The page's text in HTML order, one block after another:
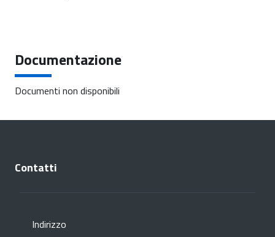
Documentazione
Documenti non disponibili
Contatti
Indirizzo